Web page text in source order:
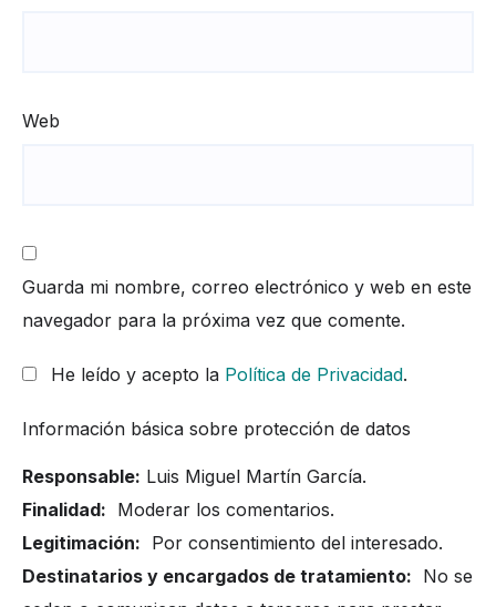
Web
Guarda mi nombre, correo electrónico y web en este
navegador para la próxima vez que comente.
He leído y acepto la Política de Privacidad.
Información básica sobre protección de datos
Responsable: Luis Miguel Martín García.
Finalidad: Moderar los comentarios.
Legitimación: Por consentimiento del interesado.
Destinatarios y encargados de tratamiento: No se